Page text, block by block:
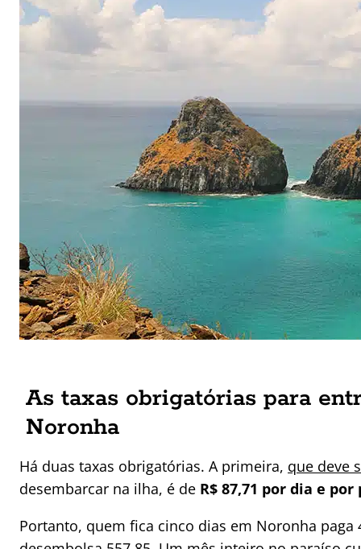
As taxas obrigatórias para
Noronha
Há duas taxas obrigatórias. A primeira, que deve
desembarcar na ilha, é de R$ 87,71 por dia e por
Portanto, quem fica cinco dias em Noronha paga